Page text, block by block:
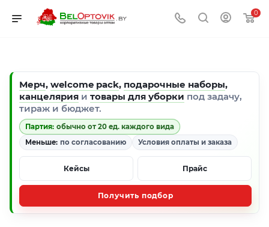
0
Мерч, welcome pack, подарочные наборы,
канцелярия и товары для уборки под задачу,
тираж и бюджет.
Партия: обычно от 20 ед. каждого вида
Меньше: по согласованию Условия оплаты и заказа
Кейсы Прайс
Получить подбор